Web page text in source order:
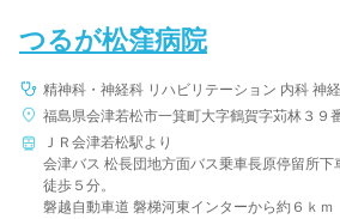
病名 / 診療科目
病院名
つるが松窪病院
精神科・神経科 リハビリテーション 内科 神
福島県会津若松市一箕町大字鶴賀字苅林３９
ＪＲ会津若松駅より
会津バス 松長団地方面バス乗車長原停留所下
徒歩５分。
磐越自動車道 磐梯河東インターから約６ｋｍ